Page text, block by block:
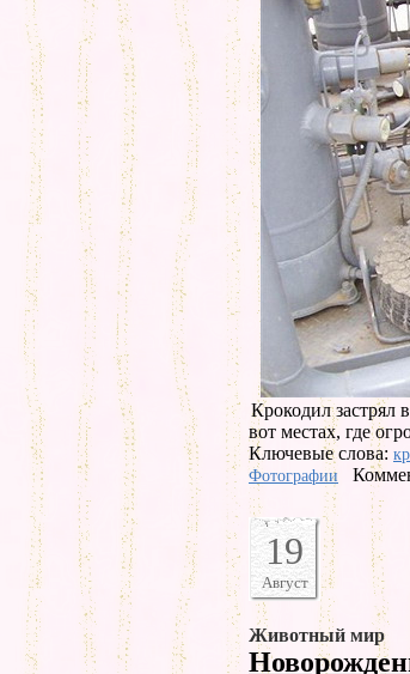
Крокодил застрял
вот местах, где
Ключевые слова:
Фотографии
19
Август
Животный мир